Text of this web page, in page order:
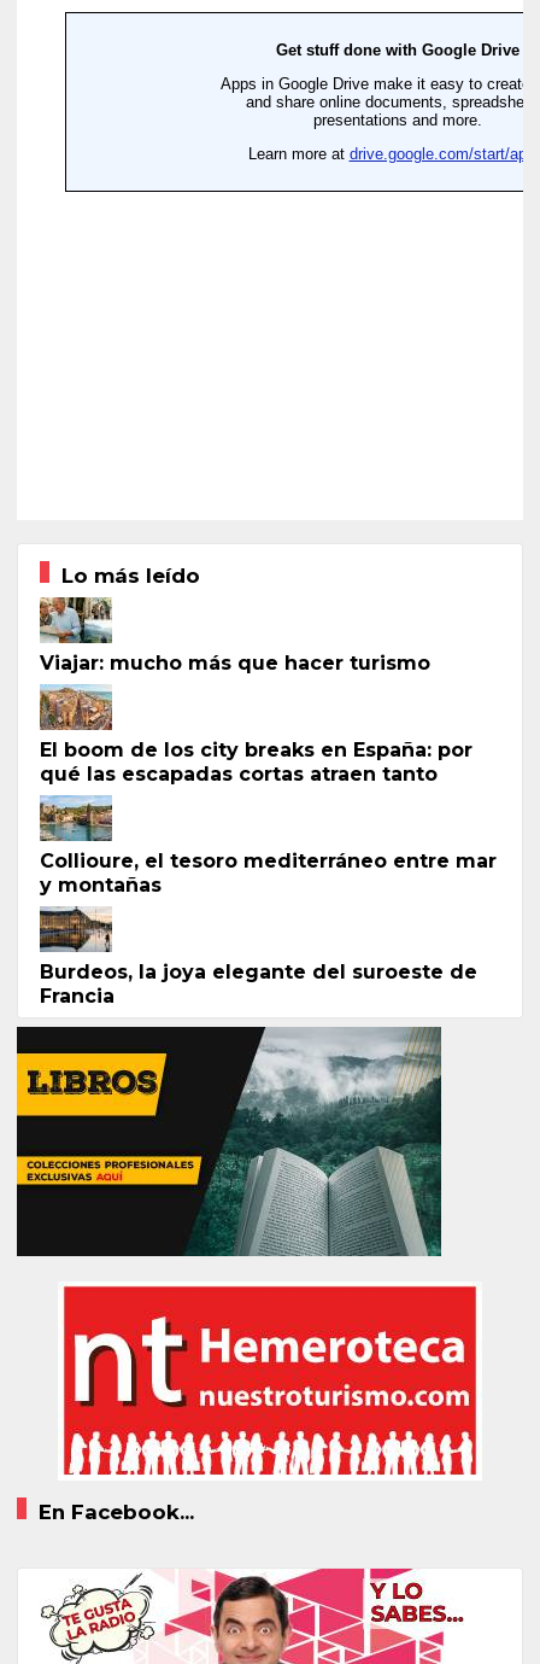
Lo más leído
Viajar: mucho más que hacer turismo
El boom de los city breaks en España: por
qué las escapadas cortas atraen tanto
Collioure, el tesoro mediterráneo entre mar
y montañas
Burdeos, la joya elegante del suroeste de
Francia
En Facebook...